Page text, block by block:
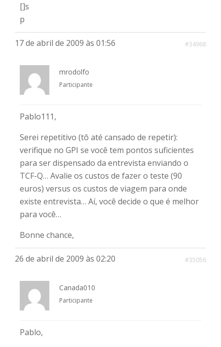
[]s
p
17 de abril de 2009 às 01:56 #34968
mrodolfo
Participante
Pablo111,
Serei repetitivo (tô até cansado de repetir):
verifique no GPI se você tem pontos suficientes
para ser dispensado da entrevista enviando o
TCF-Q… Avalie os custos de fazer o teste (90
euros) versus os custos de viagem para onde
existe entrevista… Aí, você decide o que é melhor
para você…
Bonne chance,
26 de abril de 2009 às 02:20 #35056
Canada010
Participante
Pablo,